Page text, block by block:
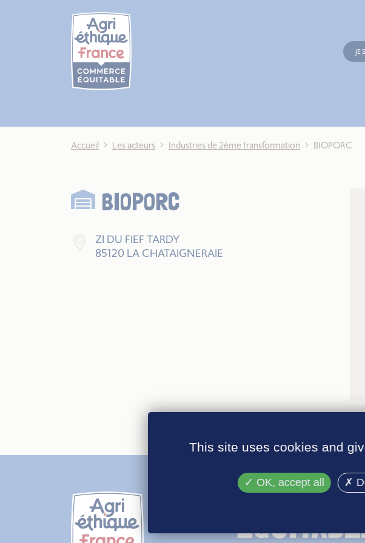
JE
Accueil Les acteurs Industries de 2ème transformation BIOPORC
BIOPORC
ZI DU FIEF TARDY
85120 LA CHATAIGNERAIE
This site uses cookies and
OK, accept all